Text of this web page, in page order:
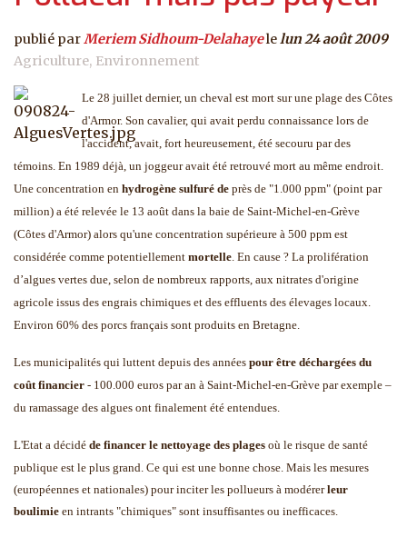
publié parMeriem Sidhoum-Delahayelelun 24 août 2009
Agriculture Environnement
Le 28 juillet dernier, un cheval est mort sur une plage des Côtes
d'Armor. Son cavalier, qui avait perdu connaissance lors de
l'accident, avait, fort heureusement, été secouru par des
témoins. En 1989 déjà, un joggeur avait été retrouvé mort au même endroit.
Une concentration en hydrogène sulfuré de près de "1.000 ppm" (point par
million) a été relevée le 13 août dans la baie de Saint-Michel-en-Grève
(Côtes d'Armor) alors qu'une concentration supérieure à 500 ppm est
considérée comme potentiellement mortelle. En cause ? La prolifération
d’algues vertes due, selon de nombreux rapports, aux nitrates d'origine
agricole issus des engrais chimiques et des effluents des élevages locaux.
Environ 60% des porcs français sont produits en Bretagne.
Les municipalités qui luttent depuis des années pour être déchargées du
coût financier - 100.000 euros par an à Saint-Michel-en-Grève par exemple –
du ramassage des algues ont finalement été entendues.
L'Etat a décidé de financer le nettoyage des plages où le risque de santé
publique est le plus grand. Ce qui est une bonne chose. Mais les mesures
(européennes et nationales) pour inciter les pollueurs à modérerleur
boulimie en intrants "chimiques" sont insuffisantes ou inefficaces.